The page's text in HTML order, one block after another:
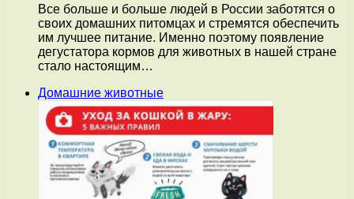
Все больше и больше людей в России заботятся о
своих домашних питомцах и стремятся обеспечить
им лучшее питание. Именно поэтому появление
дегустатора кормов для животных в нашей стране
стало настоящим…
Домашние животные